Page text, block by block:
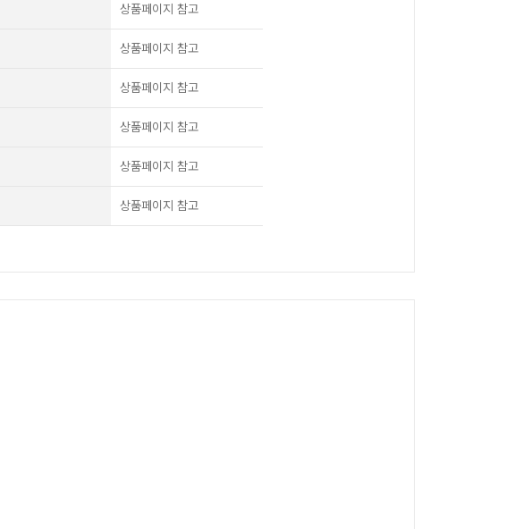
상품페이지 참고
상품페이지 참고
상품페이지 참고
상품페이지 참고
상품페이지 참고
상품페이지 참고